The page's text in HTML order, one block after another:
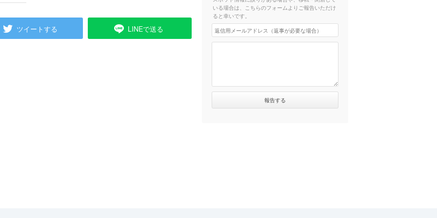
ツイートする LINEで送る
いる場合は、こちらのフォームよりご報告いただけ
ると幸いです。